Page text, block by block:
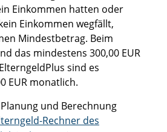
Einkommen hatten oder
Einkommen wegfällt,
Mindestbetrag. Beim
das mindestens 300,00 EUR
sind es
EUR monatlich.
und Berechnung
Rechner des